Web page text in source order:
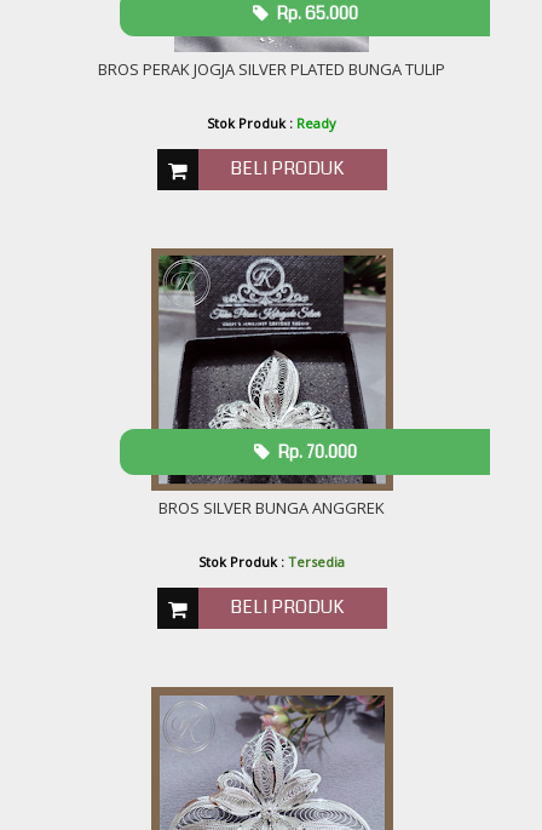
BROS PERAK JOGJA SILVER PLATED BUNGA TULIP
Rp. 65.000
Stok Produk : Ready
BELI PRODUK
BROS SILVER BUNGA ANGGREK
Rp. 70.000
Stok Produk :Tersedia
BELI PRODUK